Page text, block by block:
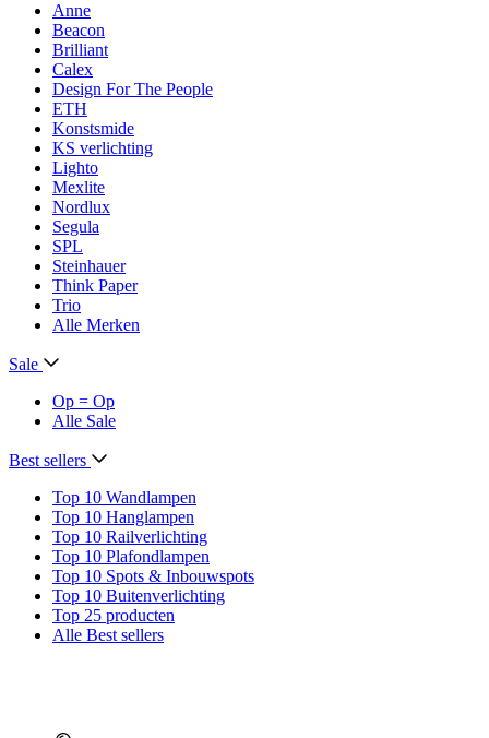
Anne
Beacon
Brilliant
Calex
Design For The People
ETH
Konstsmide
KS verlichting
Lighto
Mexlite
Nordlux
Segula
SPL
Steinhauer
Think Paper
Trio
Alle Merken
Sale
Op = Op
Alle Sale
Best sellers
Top 10 Wandlampen
Top 10 Hanglampen
Top 10 Railverlichting
Top 10 Plafondlampen
Top 10 Spots & Inbouwspots
Top 10 Buitenverlichting
Top 25 producten
Alle Best sellers